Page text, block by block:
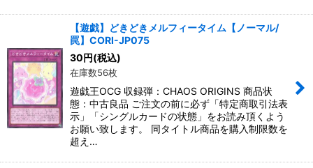
【遊戯】どきどきメルフィータイム【ノーマル/
罠】CORI-JP075
30円(税込)
在庫数56枚
遊戯王OCG 収録弾：CHAOS ORIGINS 商品状
態：中古良品 ご注文の前に必ず「特定商取引法表
示」「シングルカードの状態」をお読み頂くよう
お願い致します。 同タイトル商品を購入制限数を
超え…